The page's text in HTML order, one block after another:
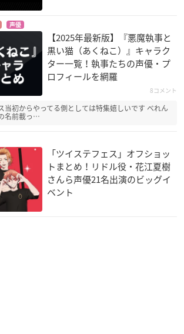
声優
【2025年最新版】『悪魔執事と
黒い猫（あくねこ）』キャラク
ター一覧！執事たちの声優・プ
ロフィールを網羅
8コメント
当初からやってる側としては特集嬉しいです べれん
名前載っ…
「ツイステフェス」オフショッ
トまとめ！リドル役・花江夏樹
さんら声優21名出演のビッグイ
ベント